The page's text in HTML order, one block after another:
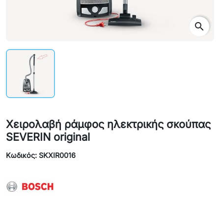
search
Χειρολαβή ράμφος ηλεκτρικής σκούπας
SEVERIN original
Κωδικός: SKXIR0016